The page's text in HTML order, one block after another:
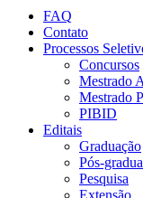
FAQ
Contato
Processos
Concursos
Mestrado
Mestrado
PIBID
Editais
Graduação
Pós-
Pesquisa
Extensão